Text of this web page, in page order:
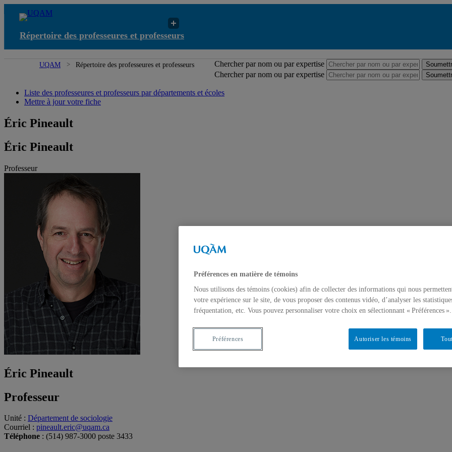
Répertoire des professeures et professeurs
UQAM Répertoire des professeures et professeurs
Chercher par nom ou par expertise
Chercher par nom ou par expertise
Liste des professeures et professeurs par départements et écoles
Mettre à jour votre fiche
Éric Pineault
Éric Pineault
Professeur
Éric Pineault
Professeur
Unité : Département de sociologie
Courriel : pineault.eric@uqam.ca
Téléphone : (514) 987-3000 poste 3433
Préférences en matière de témoins
Nous utilisons des témoins (cookies) afin de collecter des informations qui nous
votre expérience sur le site, de vous proposer des contenus vidéo, d’analyser les
fréquentation, etc. Vous pouvez personnaliser votre choix en sélectionnant « Préférences ».
Autoriser les témoins
Préférences